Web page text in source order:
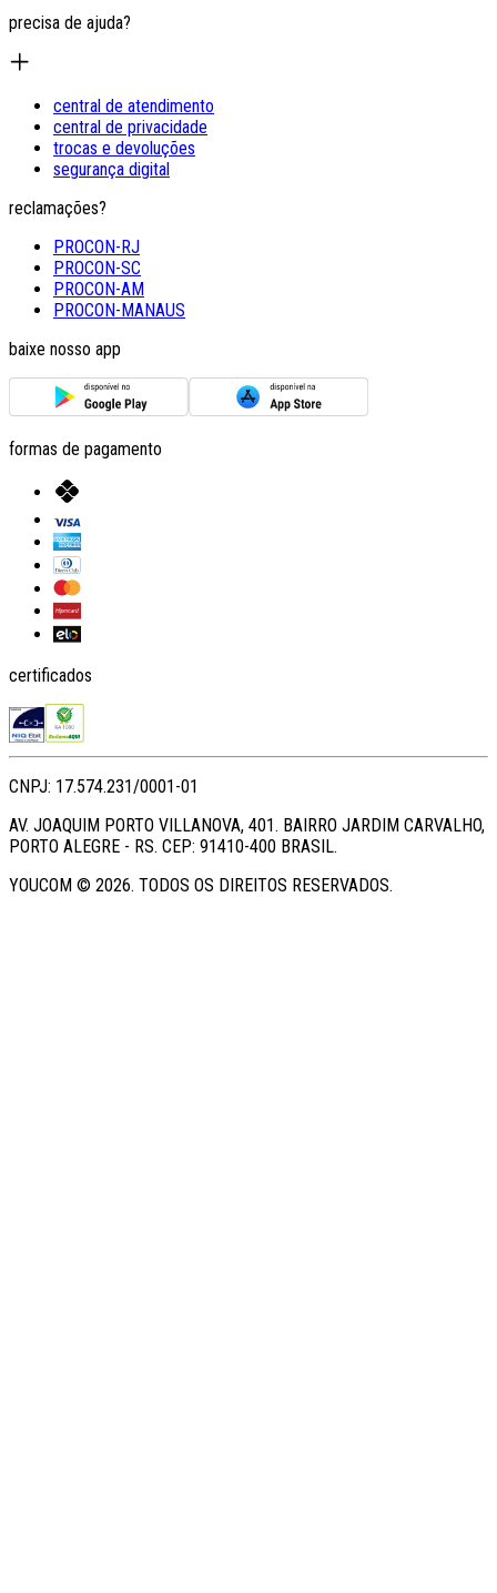
precisa de ajuda?
central de atendimento
central de privacidade
trocas e devoluções
segurança digital
reclamações?
PROCON-RJ
PROCON-SC
PROCON-AM
PROCON-MANAUS
baixe nosso app
formas de pagamento
certificados
CNPJ: 17.574.231/0001-01
AV. JOAQUIM PORTO VILLANOVA, 401. BAIRRO JARDIM CARVALHO,
PORTO ALEGRE - RS. CEP: 91410-400 BRASIL.
YOUCOM © 2026. TODOS OS DIREITOS RESERVADOS.